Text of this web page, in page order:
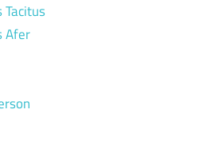
Tacitus
Afer